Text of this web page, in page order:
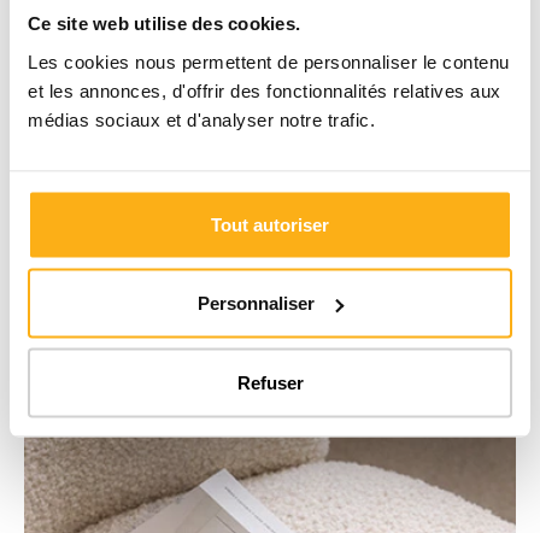
Ce site web utilise des cookies.
Les cookies nous permettent de personnaliser le contenu
et les annonces, d'offrir des fonctionnalités relatives aux
médias sociaux et d'analyser notre trafic.
Tout autoriser
Personnaliser
Refuser
Recevez des idées sur mesure et des astuces utiles pour mieux
organiser vos placards.